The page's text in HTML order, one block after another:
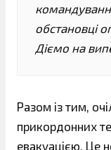
обстановці
Діємо на
Разом із тим,
прикордонних
евакуацією. Це